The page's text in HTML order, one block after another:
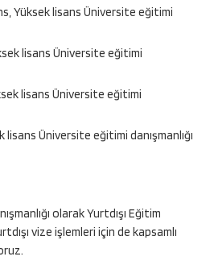
Yüksek lisans Üniversite eğitimi
lisans Üniversite eğitimi
lisans Üniversite eğitimi
lisans Üniversite eğitimi danışmanlığı
olarak Yurtdışı Eğitim
vize işlemleri için de kapsamlı